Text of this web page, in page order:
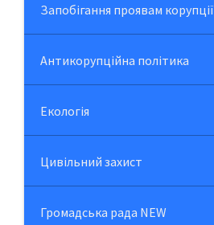
Запобігання проявам корупції
Антикорупційна політика
Екологія
Цивільний захист
Громадська рада NEW